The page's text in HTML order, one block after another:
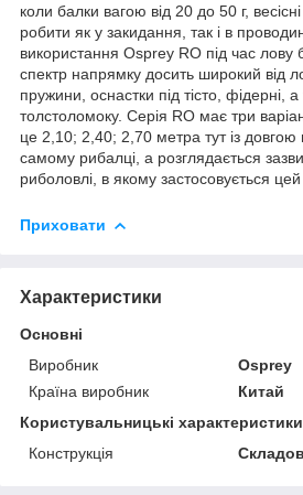
коли балки вагою від 20 до 50 г,
робити як у закидання, так і в
використання Osprey RO під час лову
спектр напрямку досить широкий від
пружини, оснастки під тісто, фідерні,
толстоломоку. Серія RO має три
це 2,10; 2,40; 2,70 метра тут із довгою
самому рибалці, а розглядається
риболовлі, в якому застосовується цей
Приховати
Характеристики
Основні
Виробник
Osprey
Країна виробник
Китай
Користувальницькі характеристики
Конструкція